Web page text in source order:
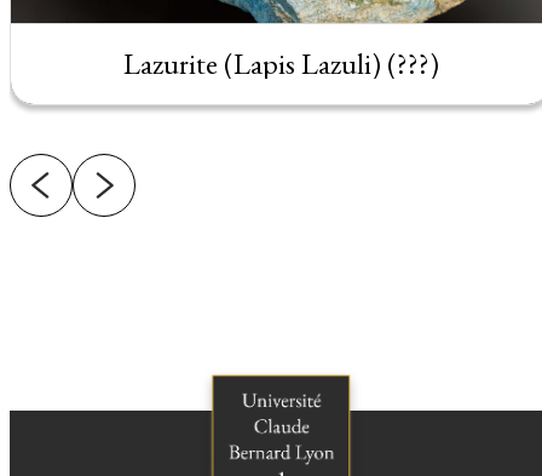
Lazurite (Lapis Lazuli) (???)